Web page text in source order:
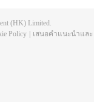
(HK) Limited.
Policy
เสนอคำแนะนำและ